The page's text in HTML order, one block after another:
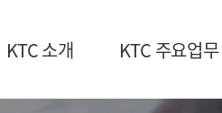
KTC 소개 KTC 주요업무